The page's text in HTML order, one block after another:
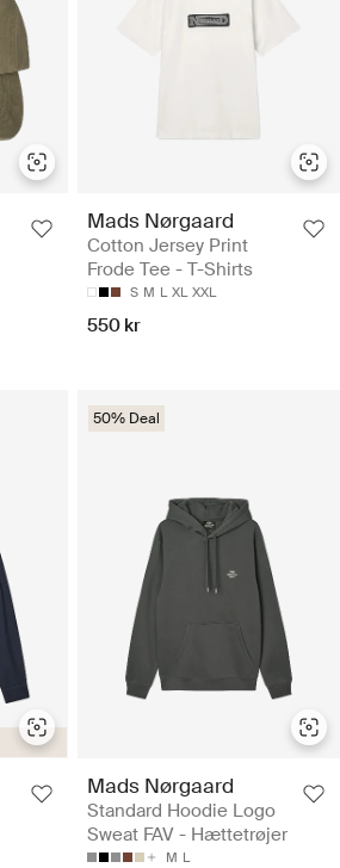
Mads Nørgaard
Cotton Jersey Print
Frode Tee - T-Shirts
S M L XL XXL
550 kr
50% Deal
Mads Nørgaard
Standard Hoodie Logo
Sweat FAV - Hættetrøjer
M L